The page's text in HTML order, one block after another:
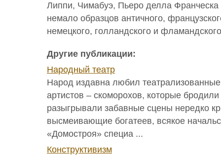
Липпи, Чимабуэ, Пьеро делла Франческа
немало образцов античного,
немецкого, голландского и
Другие публикации:
Народный театр
Народ издавна любил
артистов – скоморохов, которые
разыгрывали забавные сцены нередко
высмеивающие богатеев, всякое
«Домостроя» специа ...
Конструктивизм